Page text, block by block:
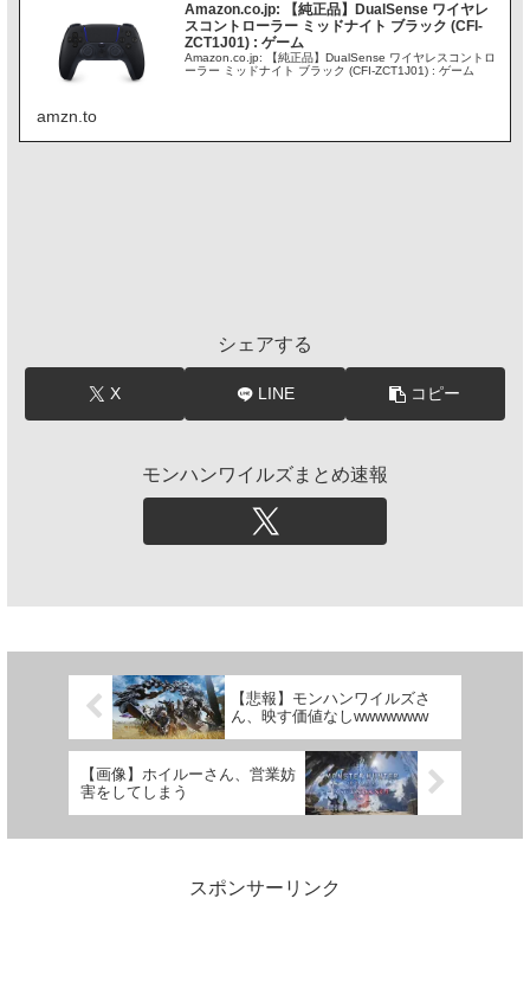
Amazon.co.jp: 【純正品】DualSense ワイヤレ
スコントローラー ミッドナイト ブラック (CFI-
ZCT1J01) : ゲーム
Amazon.co.jp: 【純正品】DualSense ワイヤレスコントロ
ーラー ミッドナイト ブラック (CFI-ZCT1J01) : ゲーム
amzn.to
シェアする
X LINE コピー
モンハンワイルズまとめ速報
【悲報】モンハンワイルズさ
ん、映す価値なしwwwwwww
【画像】ホイルーさん、営業妨
害をしてしまう
スポンサーリンク